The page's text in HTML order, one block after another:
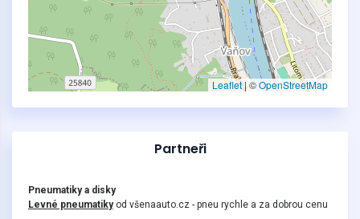
Leaflet |©OpenStreetMap
Partneři
Pneumatiky a disky
Levné pneumatikyod všenaauto.cz - pneu rychle a za dobrou cenu